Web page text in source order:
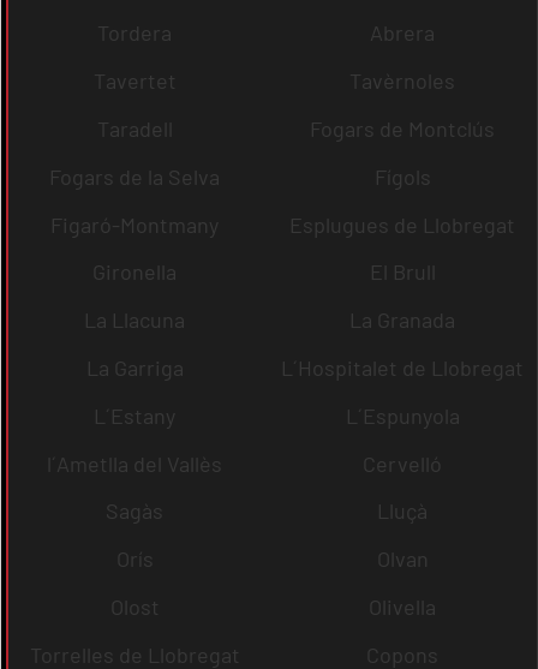
Tordera
Abrera
Tavertet
Tavèrnoles
Taradell
Fogars de Montclús
Fogars de la Selva
Fígols
Figaró-Montmany
Esplugues de Llobregat
Gironella
El Brull
La Llacuna
La Granada
La Garriga
L´Hospitalet de Llobregat
L´Estany
L´Espunyola
l´Ametlla del Vallès
Cervelló
Sagàs
Lluçà
Orís
Olvan
Olost
Olivella
Torrelles de Llobregat
Copons